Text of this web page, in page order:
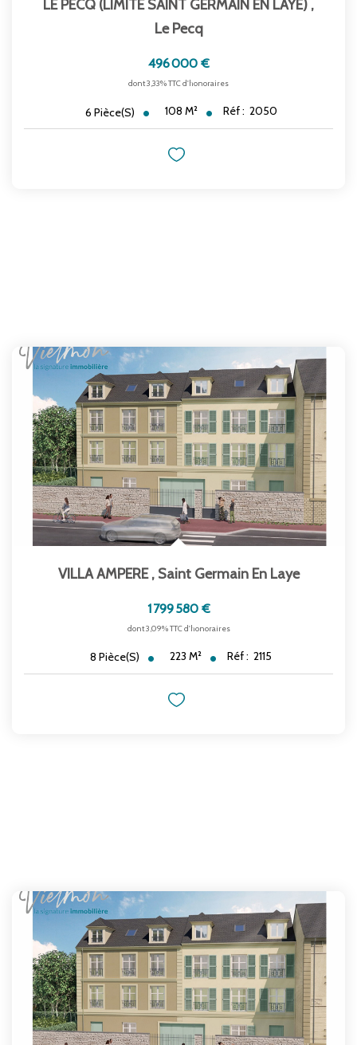
LE PECQ (LIMITE SAINT GERMAIN EN LAYE) ,
Le Pecq
496 000 €
dont 3,33% TTC d'honoraires
6 Pièce(s) 108 M² Réf : 2050
VILLA AMPERE , Saint Germain En Laye
1 799 580 €
dont 3,09% TTC d'honoraires
8 Pièce(s) 223 M² Réf : 2115